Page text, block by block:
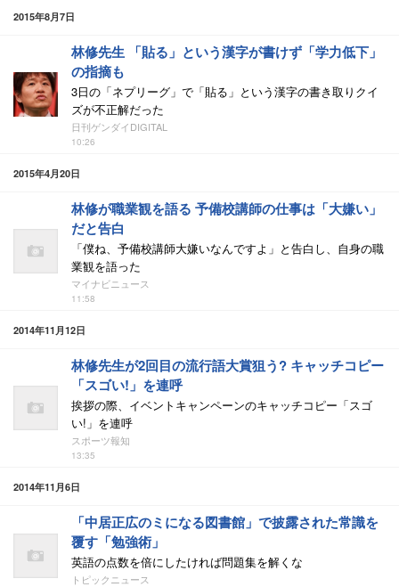
2015年8月7日
林修先生 「貼る」という漢字が書けず「学力低下」
の指摘も
3日の「ネプリーグ」で「貼る」という漢字の書き取りクイ
ズが不正解だった
日刊ゲンダイDIGITAL
10:26
2015年4月20日
林修が職業観を語る 予備校講師の仕事は「大嫌い」
だと告白
「僕ね、予備校講師大嫌いなんですよ」と告白し、自身の職
業観を語った
マイナビニュース
11:58
2014年11月12日
林修先生が2回目の流行語大賞狙う? キャッチコピー
「スゴい!」を連呼
挨拶の際、イベントキャンペーンのキャッチコピー「スゴ
い!」を連呼
スポーツ報知
13:35
2014年11月6日
「中居正広のミになる図書館」で披露された常識を
覆す「勉強術」
英語の点数を倍にしたければ問題集を解くな
トピックニュース